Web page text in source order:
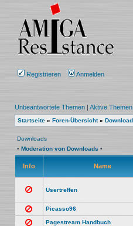
Registrieren Anmelden
Unbeantwortete Themen | Aktive Themen
Startseite » Foren-Übersicht»
Downloads
• Moderation von Downloads •
Info Name
Usertreffen
Picasso96
Pagestream Handbuch